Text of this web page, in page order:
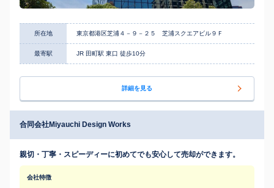
所在地 東京都港区芝浦４－９－２５ 芝浦スクエアビル９Ｆ
最寄駅 JR 田町駅 東口 徒歩10分
詳細を見る
合同会社Miyauchi Design Works
親切・丁寧・スピーディーに初めてでも安心して売却ができます。
会社特徴